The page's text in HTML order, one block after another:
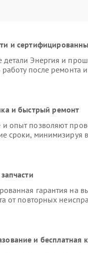
и
детали Энергия и
после ремонта
и быстрый ремонт
опыт позволяют
сроки, минимизируя
гарантия на
от повторных
и бесплатная